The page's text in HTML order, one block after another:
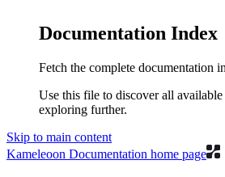
Documentation Index
Fetch the complete documentation
Use this file to discover all available
exploring further.
Skip to main content
Kameleoon Documentation home page